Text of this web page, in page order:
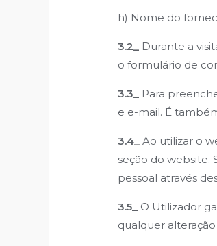
h) Nome do
3.2_
Durante a
o formulário de
3.3_
Para
e e-mail. É
3.4_Ao utilizar o
seção do website.
pessoal através
3.5_ O Utilizador
qualquer